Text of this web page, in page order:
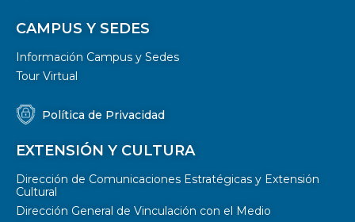
CAMPUS Y SEDES
Información Campus y Sedes
Tour Virtual
Política de Privacidad
EXTENSIÓN Y CULTURA
Dirección de Comunicaciones Estratégicas y Extensión
Cultural
Dirección General de Vinculación con el Medio